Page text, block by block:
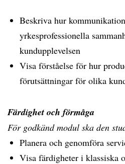
Beskriva hur
yrkesprofessionella
kundupplevelsen
Visa förståelse för hur
förutsättningar för olika
Färdighet och förmåga
För godkänd modul ska den
Planera och genomföra
Visa färdigheter i klassiska